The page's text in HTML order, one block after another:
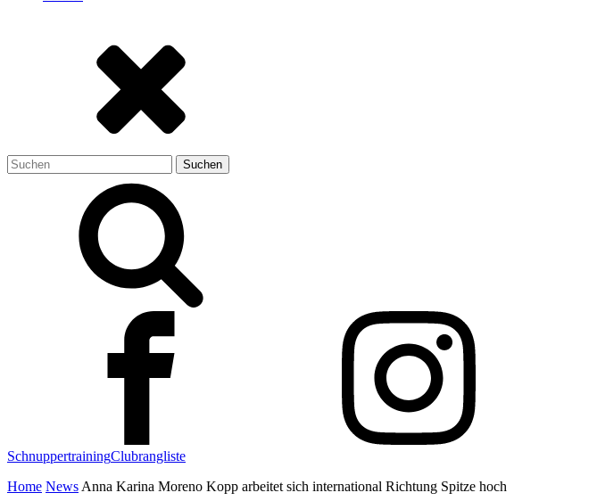
Suchen
nach:
SchnuppertrainingClubrangliste
Home News Anna Karina Moreno Kopp arbeitet sich international Richtung Spitze hoch